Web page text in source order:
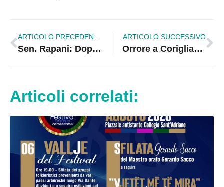
Sen. Rapani: Doppio impegno politico nella Sibaritide
ARTICOLO SUCCESSIVO
Orrore a Corigliano Rossano: Cagnolina massacrata, animalisti pronti a portare i responsabili di fronte alla giustizia
Articoli correlati: